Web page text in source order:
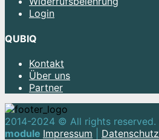
Login
QUBIQ
Kontakt
Über uns
Partner
2014-2024 © All rights reserved.
module Impressum Datenschutz